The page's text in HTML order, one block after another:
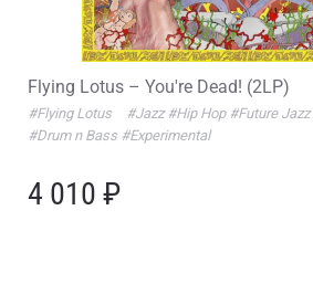
Flying Lotus – You're Dead! (2LP)
#Flying Lotus #Jazz #Hip Hop #Future Jazz
#Drum n Bass #Experimental
4 010 ₽